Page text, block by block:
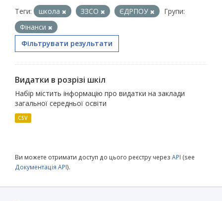
Теги: школа ЗЗСО ЄДРПОУ
Групи:
Фінанси
Фільтрувати результати
Видатки в розрізі шкіл
Набір містить інформацію про видатки на заклади
загальної середньої освіти
CSV
Ви можете отримати доступ до цього реєстру через API (see
Документація API).